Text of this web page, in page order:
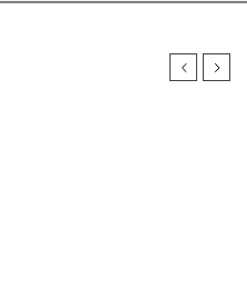
PreviousNext